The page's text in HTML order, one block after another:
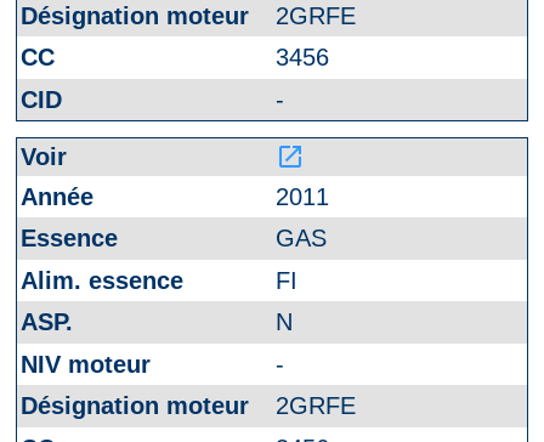
2GRFE
3456
-
launch
2011
GAS
FI
N
-
2GRFE